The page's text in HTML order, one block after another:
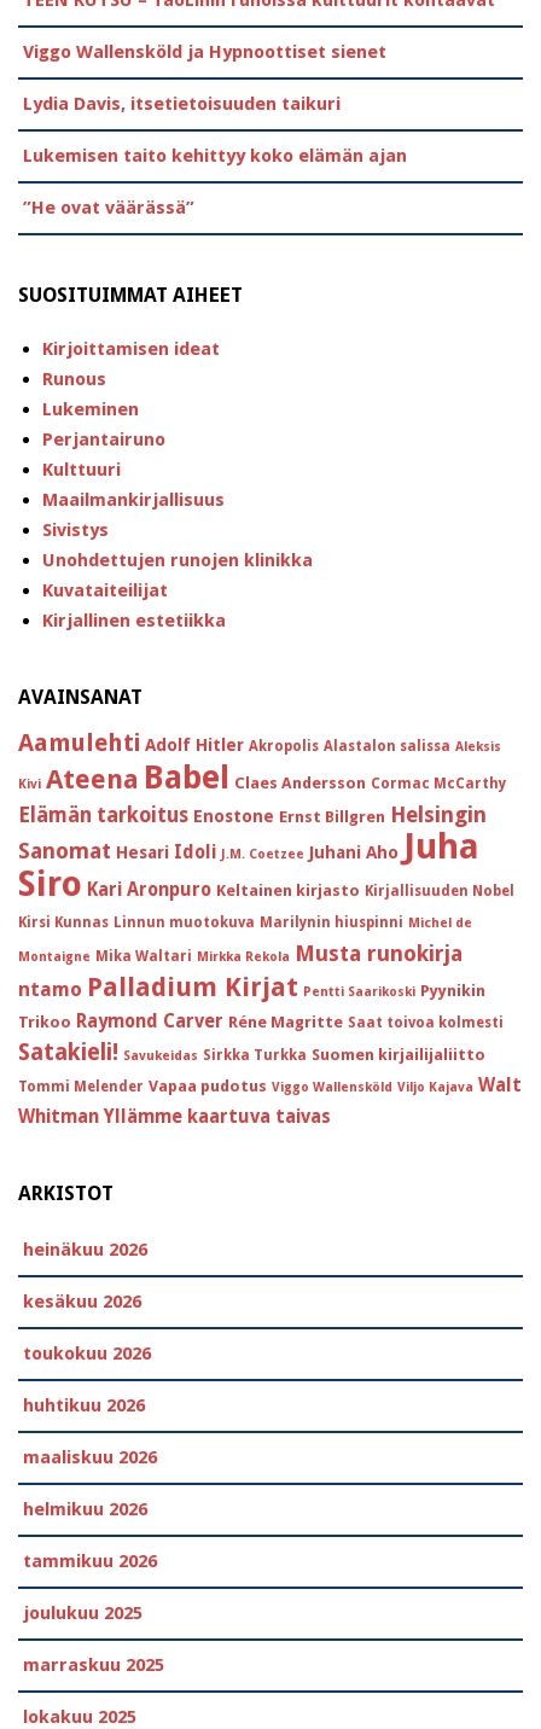
Viggo Wallensköld ja Hypnoottiset sienet
Lydia Davis, itsetietoisuuden taikuri
Lukemisen taito kehittyy koko elämän ajan
”He ovat väärässä”
SUOSITUIMMAT AIHEET
Kirjoittamisen ideat
Runous
Lukeminen
Perjantairuno
Kulttuuri
Maailmankirjallisuus
Sivistys
Unohdettujen runojen klinikka
Kuvataiteilijat
Kirjallinen estetiikka
AVAINSANAT
Aamulehti Adolf Hitler Akropolis Alastalon salissa Aleksis
Kivi Ateena Babel Claes Andersson Cormac McCarthy
Elämän tarkoitus Enostone Ernst Billgren Helsingin
Sanomat Hesari Idoli J.M. Coetzee Juhani Aho Juha
Siro Kari Aronpuro Keltainen kirjasto Kirjallisuuden Nobel
Kirsi Kunnas Linnun muotokuva Marilynin hiuspinni Michel de
Montaigne Mika Waltari Mirkka Rekola Musta runokirja
ntamo Palladium Kirjat Pentti Saarikoski Pyynikin
Trikoo Raymond Carver Réne Magritte Saat toivoa kolmesti
Satakieli! Savukeidas Sirkka Turkka Suomen kirjailijaliitto
Tommi Melender Vapaa pudotus Viggo Wallensköld Viljo Kajava Walt
Whitman Yllämme kaartuva taivas
ARKISTOT
heinäkuu 2026
kesäkuu 2026
toukokuu 2026
huhtikuu 2026
maaliskuu 2026
helmikuu 2026
tammikuu 2026
joulukuu 2025
marraskuu 2025
lokakuu 2025